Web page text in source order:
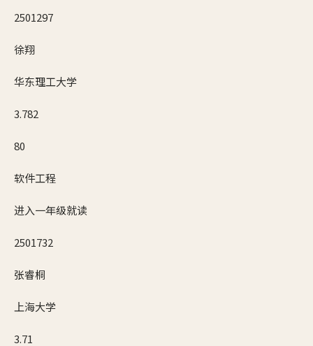
2501297
徐翔
华东理工大学
3.782
80
软件工程
进入一年级就读
2501732
张睿桐
上海大学
3.71